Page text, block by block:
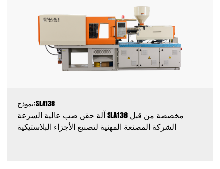
نموذج:SLA138
آلة حقن صب عالية السرعة SLA138 مخصصة من قبل
الشركة المصنعة المهنية لتصنيع الأجزاء البلاستيكية